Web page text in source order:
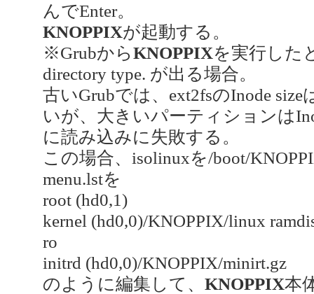
んでEnter。
KNOPPIXが起動する。
※GrubからKNOPPIXを実行した
directory type. が出る場合。
古いGrubでは、ext2fsのInode
いが、大きいパーティションは
に読み込みに失敗する。
この場合、isolinuxを/boot/
menu.lstを
root (hd0,1)
kernel (hd0,0)/KNOPPIX/linux
ro
initrd (hd0,0)/KNOPPIX/minirt.gz
のように編集して、 KNOPPIX本